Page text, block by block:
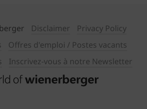
Disclaimer
Privacy Policy
Offres d'emploi / Postes vacants
Inscrivez-vous à notre Newsletter